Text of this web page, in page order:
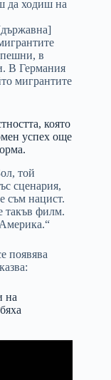
да ходиш на
в
В Германия
мигрантите
която
успех още
той
сценария,
съм нацист.
такъв филм.
появява
на